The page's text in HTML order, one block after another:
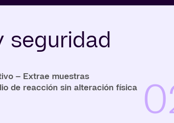
seguridad
– Extrae muestras
de reacción sin alteración física